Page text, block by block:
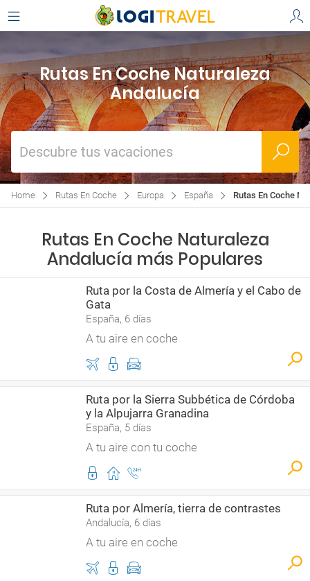
Rutas En Coche Naturaleza
Andalucía
Descubre tus vacaciones
Home Rutas En Coche Europa España Rutas En Coche
Rutas En Coche Naturaleza
Andalucía más Populares
Ruta por la Costa de Almería y el Cabo de
Gata
España, 6 días
A tu aire en coche
Ruta por la Sierra Subbética de Córdoba
y la Alpujarra Granadina
España, 5 días
A tu aire con tu coche
Ruta por Almería, tierra de contrastes
Andalucía, 6 días
A tu aire en coche